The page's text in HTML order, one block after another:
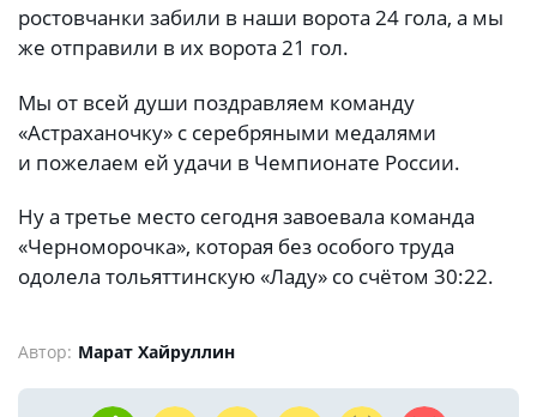
ростовчанки забили в наши ворота 24 гола, а мы
же отправили в их ворота 21 гол.
Мы от всей души поздравляем команду
«Астраханочку» с серебряными медалями
и пожелаем ей удачи в Чемпионате России.
Ну а третье место сегодня завоевала команда
«Черноморочка», которая без особого труда
одолела тольяттинскую «Ладу» со счётом 30:22.
Автор: Марат Хайруллин